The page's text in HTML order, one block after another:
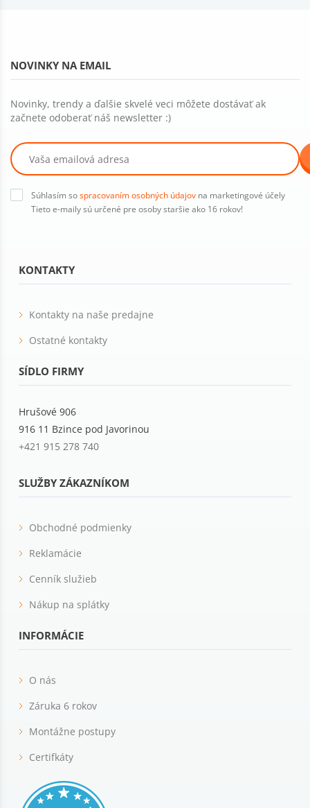
KONTAKTY
Kontakty na naše predajne
Ostatné kontakty
SÍDLO FIRMY
Hrušové 906
916 11 Bzince pod Javorinou
+421 915 278 740
SLUŽBY ZÁKAZNÍKOM
Obchodné podmienky
Reklamácie
Cenník služieb
Nákup na splátky
INFORMÁCIE
O nás
Záruka 6 rokov
Montážne postupy
Certifkáty
NOVINKY NA EMAIL
Novinky, trendy a ďalšie skvelé veci môžete dostávať ak
začnete odoberať náš newsletter :)
Súhlasím sospracovaním osobných údajov na marketingové účely
Tieto e-maily sú určené pre osoby staršie ako 16 rokov!